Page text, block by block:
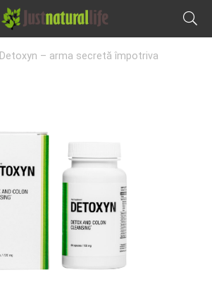
Detoxyn – arma secretă împotriva